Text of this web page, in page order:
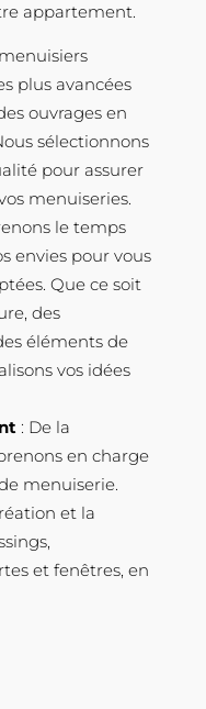
appartement.
plus avancées
ouvrages en
sélectionnons
pour assurer
menuiseries.
le temps
envies pour vous
Que ce soit
des
éléments de
vos idées
: De la
en charge
menuiserie.
et la
et fenêtres, en